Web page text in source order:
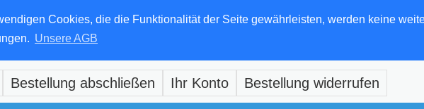
Cookies, die die Funktionalität der Seite gewährleisten, werden keine
Unsere AGB
Bestellung abschließen Ihr Konto Bestellung widerrufen